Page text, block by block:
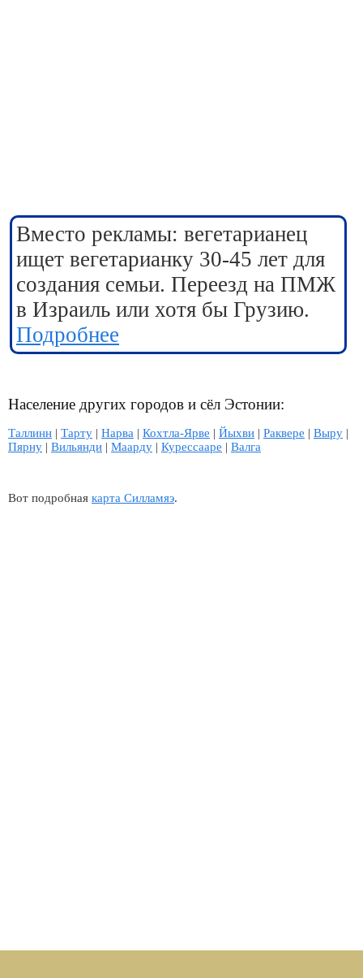
Вместо рекламы: вегетарианец
ищет вегетарианку 30-45 лет для
создания семьи. Переезд на ПМЖ
в Израиль или хотя бы Грузию.
Подробнее
Население других городов и сёл Эстонии:
Таллинн | Тарту | Нарва | Кохтла-Ярве | Йыхви | Раквере | Выру |
Пярну | Вильянди | Маарду | Курессааре | Валга
Вот подробная карта Силламяэ.